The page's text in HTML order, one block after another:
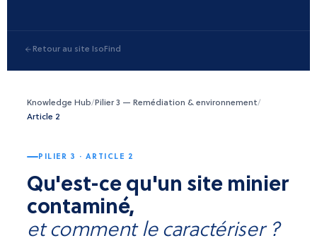
Retour au site IsoFind
Knowledge Hub/Pilier 3 — Remédiation & environnement/
Article 2
PILIER 3 · ARTICLE 2
Qu'est-ce qu'un site minier
contaminé,
et comment le caractériser ?